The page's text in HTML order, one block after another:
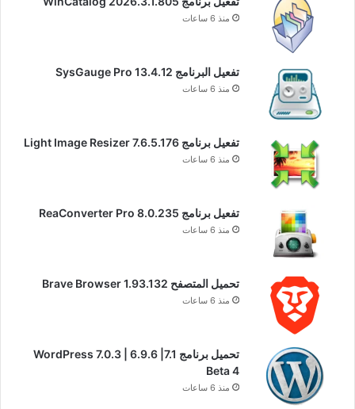
منذ 6 ساعات
تفعيل البرنامج 13.4.12 SysGauge Pro
منذ 6 ساعات
تفعيل برنامج Light Image Resizer 7.6.5.176
منذ 6 ساعات
تفعيل برنامج ReaConverter Pro 8.0.235
منذ 6 ساعات
تحميل المتصفح Brave Browser 1.93.132
منذ 6 ساعات
تحميل برنامج WordPress 7.0.3 | 6.9.6 |7.1
Beta 4
منذ 6 ساعات